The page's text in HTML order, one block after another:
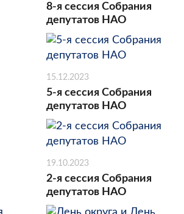
8-я сессия Собрания
депутатов НАО
15.12.2023
5-я сессия Собрания
депутатов НАО
19.10.2023
2-я сессия Собрания
депутатов НАО